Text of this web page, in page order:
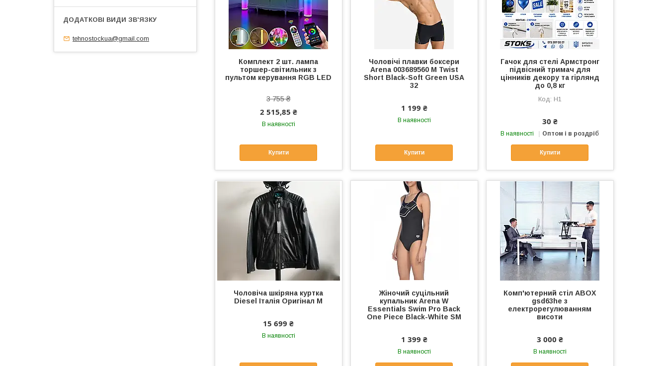
Комплект 2 шт. лампа
торшер-світильник з
пультом керування RGB LED
3 755 ₴
2 515,85 ₴
В наявності
Купити
Чоловічі плавки боксери
Arena 003689560 M Twist
Short Black-Soft Green USA
32
1 199 ₴
В наявності
Купити
Гачок для стелі Армстронг
підвісний тримач для
цінників декору та гірлянд
до 0,8 кг
H1
30 ₴
В наявності Оптом і в роздріб
Купити
Чоловіча шкіряна куртка
Diesel Італія Оригінал M
15 699 ₴
В наявності
Жіночий суцільний
купальник Arena W
Essentials Swim Pro Back
One Piece Black-White SM
1 399 ₴
В наявності
Комп'ютерний стіл ABOX
gsd63he з
електрорегулюванням
висоти
3 000 ₴
В наявності
tehnostockua@gmail.com